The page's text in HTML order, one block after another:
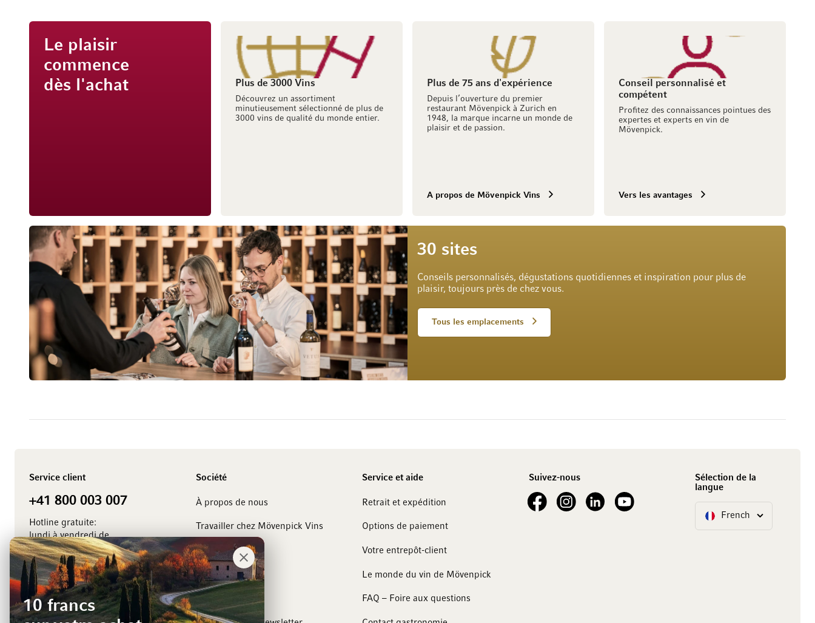
Le plaisir
commence
dès l'achat
Plus de 3000 Vins
Découvrez un assortiment
minutieusement sélectionné de plus de
3000 vins de qualité du monde entier.
Plus de 75 ans d'expérience
Depuis l’ouverture du premier
restaurant Mövenpick à Zurich en
1948, la marque incarne un monde de
plaisir et de passion.
A propos de Mövenpick Vins
Conseil personnalisé et
compétent
Profitez des connaissances pointues des
expertes et experts en vin de
Mövenpick.
Vers les avantages
30 sites
Conseils personnalisés, dégustations quotidiennes et inspiration pour plus de
plaisir, toujours près de chez vous.
Tous les emplacements
Service client
+41 800 003 007
Hotline gratuite:
lundi à vendredi de
8.00 à 18.00 heures
Contact
Société
À propos de nous
Travailler chez Mövenpick Vins
Management
Événements
Service et aide
Retrait et expédition
Options de paiement
Votre entrepôt-client
Le monde du vin de Mövenpick
FAQ – Foire aux questions
Suivez-nous
See our FacebookSee our Instagram account
See our LinkedInSee our YouTube channel
Sélection de la
langue
LangueFrench
10 francs